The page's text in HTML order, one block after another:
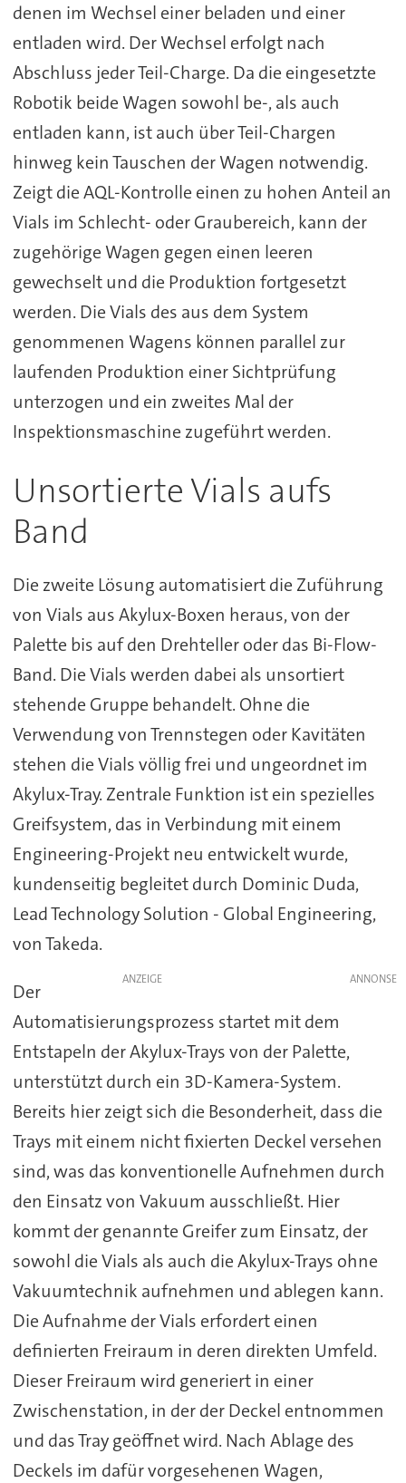
denen im Wechsel einer beladen und einer
entladen wird. Der Wechsel erfolgt nach
Abschluss jeder Teil-Charge. Da die eingesetzte
Robotik beide Wagen sowohl be-, als auch
entladen kann, ist auch über Teil-Chargen
hinweg kein Tauschen der Wagen notwendig.
Zeigt die AQL-Kontrolle einen zu hohen Anteil an
Vials im Schlecht- oder Graubereich, kann der
zugehörige Wagen gegen einen leeren
gewechselt und die Produktion fortgesetzt
werden. Die Vials des aus dem System
genommenen Wagens können parallel zur
laufenden Produktion einer Sichtprüfung
unterzogen und ein zweites Mal der
Inspektionsmaschine zugeführt werden.
Unsortierte Vials aufs
Band
Die zweite Lösung automatisiert die Zuführung
von Vials aus Akylux-Boxen heraus, von der
Palette bis auf den Drehteller oder das Bi-Flow-
Band. Die Vials werden dabei als unsortiert
stehende Gruppe behandelt. Ohne die
Verwendung von Trennstegen oder Kavitäten
stehen die Vials völlig frei und ungeordnet im
Akylux-Tray. Zentrale Funktion ist ein spezielles
Greifsystem, das in Verbindung mit einem
Engineering-Projekt neu entwickelt wurde,
kundenseitig begleitet durch Dominic Duda,
Lead Technology Solution - Global Engineering,
von Takeda.
ANZEIGE
Der
Automatisierungsprozess startet mit dem
Entstapeln der Akylux-Trays von der Palette,
unterstützt durch ein 3D-Kamera-System.
Bereits hier zeigt sich die Besonderheit, dass die
Trays mit einem nicht fixierten Deckel versehen
sind, was das konventionelle Aufnehmen durch
den Einsatz von Vakuum ausschließt. Hier
kommt der genannte Greifer zum Einsatz, der
sowohl die Vials als auch die Akylux-Trays ohne
Vakuumtechnik aufnehmen und ablegen kann.
Die Aufnahme der Vials erfordert einen
definierten Freiraum in deren direkten Umfeld.
Dieser Freiraum wird generiert in einer
Zwischenstation, in der der Deckel entnommen
und das Tray geöffnet wird. Nach Ablage des
Deckels im dafür vorgesehenen Wagen,